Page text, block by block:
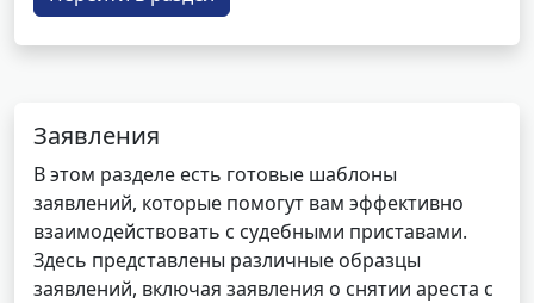
Заявления
В этом разделе есть готовые шаблоны
заявлений, которые помогут вам эффективно
взаимодействовать с судебными приставами.
Здесь представлены различные образцы
заявлений, включая заявления о снятии ареста с